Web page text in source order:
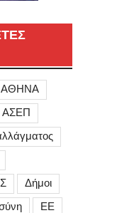
ΑΘΗΝΑ
ΑΣΕΠ
Δήμοι
ΕΕ